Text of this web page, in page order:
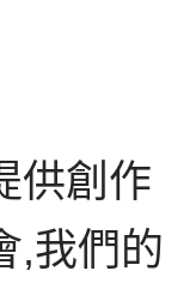
供創作
,我們的